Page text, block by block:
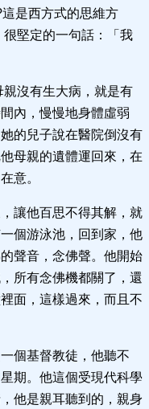
是西方式的思維方
堅定的一句話：「我
沒有生大病，就是有
內，慢慢地身體虛弱
的兒子說在醫院倒沒有
母親的遺體運回來，在
意。
讓他百思不得其解，就
個游泳池，回到家，他
聲音，念佛聲。他開始
所有念佛機都關了，還
面，這樣過來，而且不
個基督教徒，他聽不
期。他這個受現代科學
他是親耳聽到的，親身